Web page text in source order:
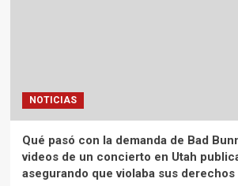
NOTICIAS
Qué pasó con la demanda de Bad
videos de un concierto en Utah
asegurando que violaba sus derechos